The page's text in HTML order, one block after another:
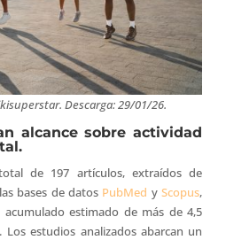
Descarga: 29/01/26.
alcance sobre actividad
de 197 artículos, extraídos de
bases de datos PubMed yScopus,
estimado de más de 4,5
Los estudios analizados abarcan un